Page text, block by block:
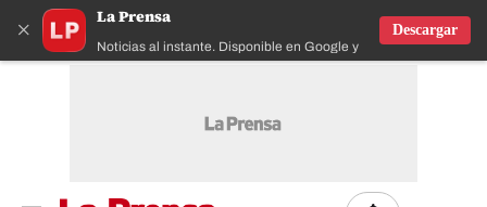
×
La Prensa
Noticias al instante. Disponible en Google y IOS
Descargar